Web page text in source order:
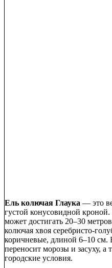
Ель колючая Глаука — это
густой конусовидной
может достигать 20–30
колючая хвоя серебристо-
коричневые, длиной 6–10 см.
переносит морозы и засуху,
городские условия.